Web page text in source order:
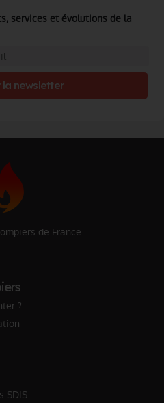
services et évolutions de la
la newsletter
de France.
?
SDIS